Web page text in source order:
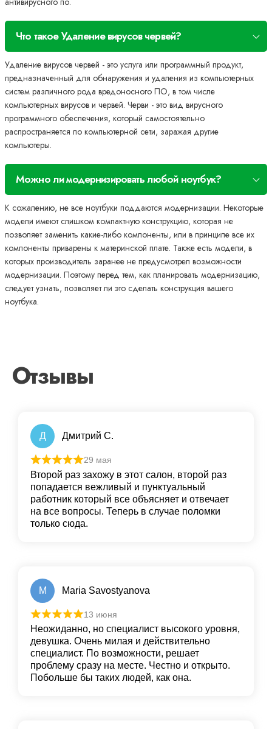
Что такое Удаление вирусов червей?
Удаление вирусов червей - это услуга или программный продукт,
предназначенный для обнаружения и удаления из компьютерных
систем различного рода вредоносного ПО, в том числе
компьютерных вирусов и червей. Черви - это вид вирусного
программного обеспечения, который самостоятельно
распространяется по компьютерной сети, заражая другие
компьютеры.
Можно ли модернизировать любой ноутбук?
К сожалению, не все ноутбуки поддаются модернизации. Некоторые
модели имеют слишком компактную конструкцию, которая не
позволяет заменить какие-либо компоненты, или в принципе все их
компоненты приварены к материнской плате. Также есть модели, в
которых производитель заранее не предусмотрел возможности
модернизации. Поэтому перед тем, как планировать модернизацию,
следует узнать, позволяет ли это сделать конструкция вашего
ноутбука.
Отзывы
Д Дмитрий С.
29 мая
Второй раз захожу в этот салон, второй раз
попадается вежливый и пунктуальный
работник который все объясняет и отвечает
на все вопросы. Теперь в случае поломки
только сюда.
M Maria Savostyanova
13 июня
Неожиданно, но специалист высокого уровня,
девушка. Очень милая и действительно
специалист. По возможности, решает
проблему сразу на месте. Честно и открыто.
Побольше бы таких людей, как она.